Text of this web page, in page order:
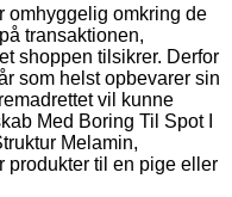
omhyggelig omkring de
transaktionen,
shoppen tilsikrer. Derfor
som helst opbevarer sin
vil kunne
Med Boring Til Spot I
Melamin,
produkter til en pige eller